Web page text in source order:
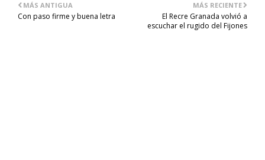
MÁS RECIENTE
El Recre Granada volvió a
escuchar el rugido del Fijones
MÁS ANTIGUA
Con paso firme y buena letra